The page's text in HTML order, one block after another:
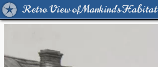
Retro View of Mankind's Habitat